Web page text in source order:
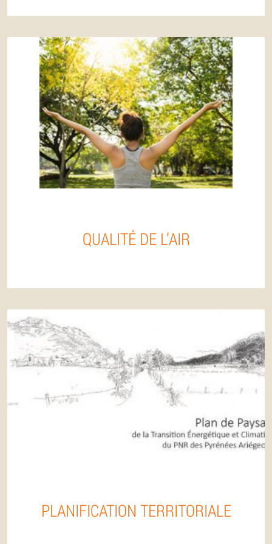
QUALITÉ DE L’AIR
PLANIFICATION TERRITORIALE